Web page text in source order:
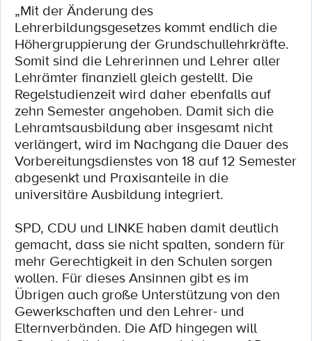
„Mit der Änderung des
Lehrerbildungsgesetzes kommt endlich die
Höhergruppierung der Grundschullehrkräfte.
Somit sind die Lehrerinnen und Lehrer aller
Lehrämter finanziell gleich gestellt. Die
Regelstudienzeit wird daher ebenfalls auf
zehn Semester angehoben. Damit sich die
Lehramtsausbildung aber insgesamt nicht
verlängert, wird im Nachgang die Dauer des
Vorbereitungsdienstes von 18 auf 12 Semester
abgesenkt und Praxisanteile in die
universitäre Ausbildung integriert.
SPD, CDU und LINKE haben damit deutlich
gemacht, dass sie nicht spalten, sondern für
mehr Gerechtigkeit in den Schulen sorgen
wollen. Für dieses Ansinnen gibt es im
Übrigen auch große Unterstützung von den
Gewerkschaften und den Lehrer- und
Elternverbänden. Die AfD hingegen will